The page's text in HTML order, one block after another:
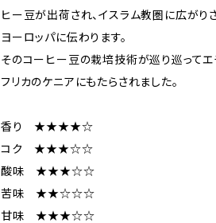
ヒー豆が出荷され、イスラム教圏に広がり
ヨーロッパに伝わります。
そのコーヒー豆の栽培技術が巡り巡って
フリカのケニアにもたらされました。
香り ★★★★☆
コク ★★★☆☆
酸味 ★★★☆☆
苦味 ★★☆☆☆
甘味 ★★★☆☆